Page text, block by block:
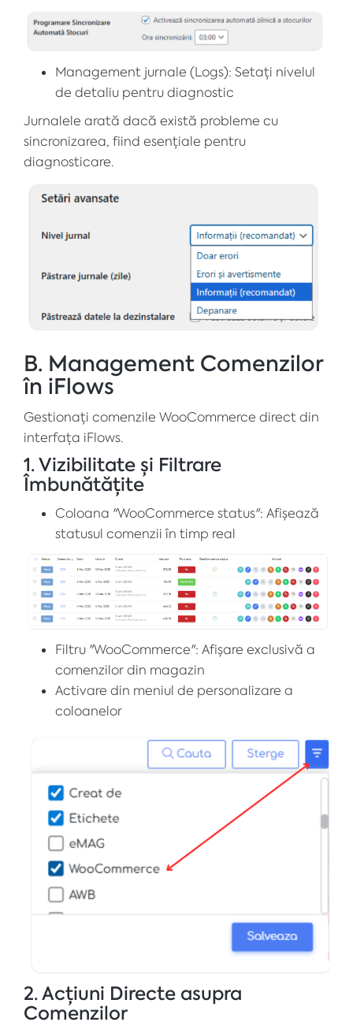
Management jurnale (Logs): Setați nivelul
de detaliu pentru diagnostic
Jurnalele arată dacă există probleme cu
sincronizarea, fiind esențiale pentru
diagnosticare.
B. Management Comenzilor
în iFlows
Gestionați comenzile WooCommerce direct din
interfața iFlows.
1. Vizibilitate și Filtrare
Îmbunătățite
Coloana "WooCommerce status": Afișează
statusul comenzii în timp real
Filtru "WooCommerce": Afișare exclusivă a
comenzilor din magazin
Activare din meniul de personalizare a
coloanelor
2. Acțiuni Directe asupra
Comenzilor